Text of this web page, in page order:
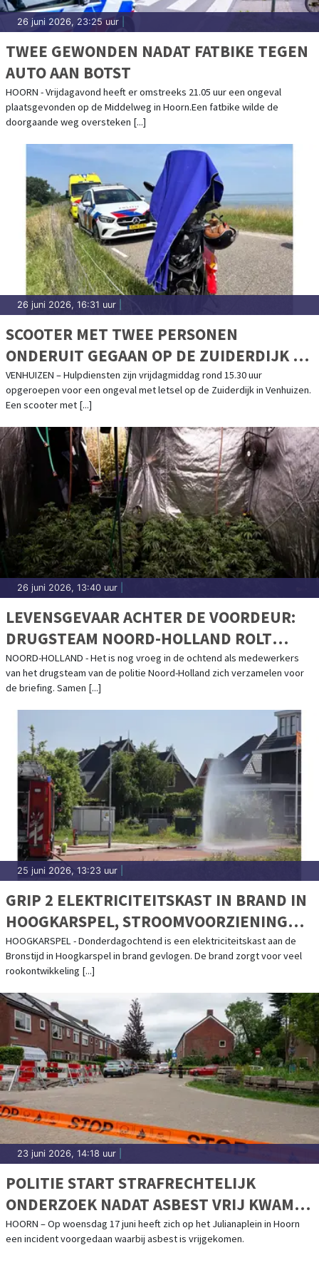
26 juni 2026, 23:25 uur
TWEE GEWONDEN NADAT FATBIKE TEGEN
AUTO AAN BOTST
HOORN - Vrijdagavond heeft er omstreeks 21.05 uur een ongeval
plaatsgevonden op de Middelweg in Hoorn.Een fatbike wilde de
doorgaande weg oversteken [...]
26 juni 2026, 16:31 uur
SCOOTER MET TWEE PERSONEN
ONDERUIT GEGAAN OP DE ZUIDERDIJK IN
VENHUIZEN
VENHUIZEN – Hulpdiensten zijn vrijdagmiddag rond 15.30 uur
opgeroepen voor een ongeval met letsel op de Zuiderdijk in Venhuizen.
Een scooter met [...]
26 juni 2026, 13:40 uur
LEVENSGEVAAR ACHTER DE VOORDEUR:
DRUGSTEAM NOORD-HOLLAND ROLT
HENNEPKWEKERIJEN OP
NOORD-HOLLAND - Het is nog vroeg in de ochtend als medewerkers
van het drugsteam van de politie Noord-Holland zich verzamelen voor
de briefing. Samen [...]
25 juni 2026, 13:23 uur
GRIP 2 ELEKTRICITEITSKAST IN BRAND IN
HOOGKARSPEL, STROOMVOORZIENING
OMGEVING TIJDELIJK AFGESLOTEN
HOOGKARSPEL - Donderdagochtend is een elektriciteitskast aan de
Bronstijd in Hoogkarspel in brand gevlogen. De brand zorgt voor veel
rookontwikkeling [...]
23 juni 2026, 14:18 uur
POLITIE START STRAFRECHTELIJK
ONDERZOEK NADAT ASBEST VRIJ KWAM
TIJDENS GRAAFWERKZAAMHEDEN IN
WOONWIJK HOORN
HOORN – Op woensdag 17 juni heeft zich op het Julianaplein in Hoorn
een incident voorgedaan waarbij asbest is vrijgekomen.